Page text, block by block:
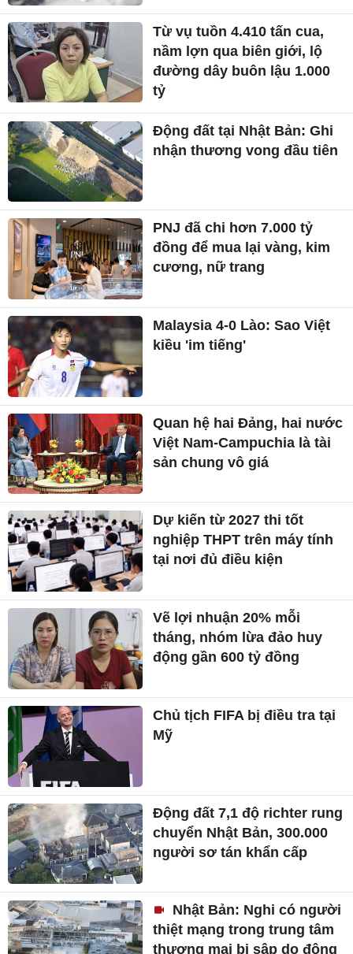
Từ vụ tuồn 4.410 tấn cua,
nầm lợn qua biên giới, lộ
đường dây buôn lậu 1.000
tỷ
Động đất tại Nhật Bản: Ghi
nhận thương vong đầu tiên
PNJ đã chi hơn 7.000 tỷ
đồng để mua lại vàng, kim
cương, nữ trang
Malaysia 4-0 Lào: Sao Việt
kiều 'im tiếng'
Quan hệ hai Đảng, hai nước
Việt Nam-Campuchia là tài
sản chung vô giá ​
Dự kiến từ 2027 thi tốt
nghiệp THPT trên máy tính
tại nơi đủ điều kiện
Vẽ lợi nhuận 20% mỗi
tháng, nhóm lừa đảo huy
động gần 600 tỷ đồng
Chủ tịch FIFA bị điều tra tại
Mỹ
Động đất 7,1 độ richter rung
chuyển Nhật Bản, 300.000
người sơ tán khẩn cấp
Nhật Bản: Nghi có người
thiệt mạng trong trung tâm
thương mại bị sập do động